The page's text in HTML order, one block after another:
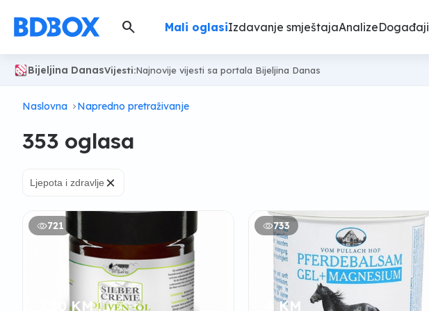
search Mali oglasiIzdavanje smještajaAnalizeDogađaji
Bijeljina DanasVijesti:Najnovije vijesti sa portala Bijeljina Danas
Naslovna Napredno pretraživanje
353 oglasa
Ljepota i zdravlje ×
721
7,50 KM
733
4 KM